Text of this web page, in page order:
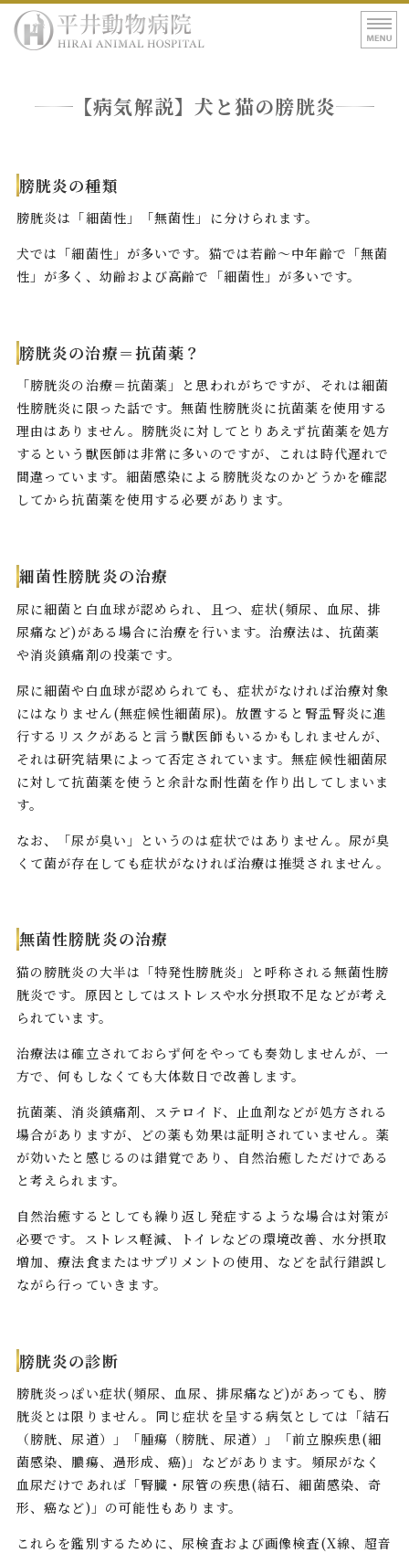
平井動物病院｜
アクセス
【病気解説】犬と猫の膀胱炎
膀胱炎の種類
膀胱炎は「細菌性」「無菌性」に分けられます。
犬では「細菌性」が多いです。猫では若齢〜中年齢で「無菌
性」が多く、幼齢および高齢で「細菌性」が多いです。
膀胱炎の治療＝抗菌薬？
「膀胱炎の治療＝抗菌薬」と思われがちですが、それは細菌
性膀胱炎に限った話です。無菌性膀胱炎に抗菌薬を使用する
理由はありません。膀胱炎に対してとりあえず抗菌薬を処方
するという獣医師は非常に多いのですが、これは時代遅れで
間違っています。細菌感染による膀胱炎なのかどうかを確認
してから抗菌薬を使用する必要があります。
細菌性膀胱炎の治療
尿に細菌と白血球が認められ、且つ、症状(頻尿、血尿、排
尿痛など)がある場合に治療を行います。治療法は、抗菌薬
や消炎鎮痛剤の投薬です。
尿に細菌や白血球が認められても、症状がなければ治療対象
にはなりません(無症候性細菌尿)。放置すると腎盂腎炎に進
行するリスクがあると言う獣医師もいるかもしれませんが、
それは研究結果によって否定されています。無症候性細菌尿
に対して抗菌薬を使うと余計な耐性菌を作り出してしまいま
す。
なお、「尿が臭い」というのは症状ではありません。尿が臭
くて菌が存在しても症状がなければ治療は推奨されません。
無菌性膀胱炎の治療
猫の膀胱炎の大半は「特発性膀胱炎」と呼称される無菌性膀
胱炎です。原因としてはストレスや水分摂取不足などが考え
られています。
治療法は確立されておらず何をやっても奏効しませんが、一
方で、何もしなくても大体数日で改善します。
抗菌薬、消炎鎮痛剤、ステロイド、止血剤などが処方される
場合がありますが、どの薬も効果は証明されていません。薬
が効いたと感じるのは錯覚であり、自然治癒しただけである
と考えられます。
自然治癒するとしても繰り返し発症するような場合は対策が
必要です。ストレス軽減、トイレなどの環境改善、水分摂取
増加、療法食またはサプリメントの使用、などを試行錯誤し
ながら行っていきます。
膀胱炎の診断
膀胱炎っぽい症状(頻尿、血尿、排尿痛など)があっても、膀
胱炎とは限りません。同じ症状を呈する病気としては「結石
（膀胱、尿道）」「腫瘍（膀胱、尿道）」「前立腺疾患(細
菌感染、膿瘍、過形成、癌)」などがあります。頻尿がなく
血尿だけであれば「腎臓・尿管の疾患(結石、細菌感染、奇
形、癌など)」の可能性もあります。
これらを鑑別するために、尿検査および画像検査(X線、超音